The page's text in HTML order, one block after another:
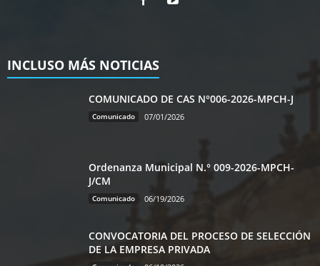
INCLUSO MÁS NOTICIAS
COMUNICADO DE CAS N°006-2026-MPCH-J
Comunicado 07/01/2026
Ordenanza Municipal N.° 009-2026-MPCH-
J/CM
Comunicado 06/19/2026
CONVOCATORIA DEL PROCESO DE SELECCIÓN
DE LA EMPRESA PRIVADA